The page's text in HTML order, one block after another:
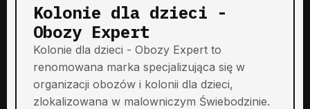
Kolonie dla dzieci -
Obozy Expert
Kolonie dla dzieci - Obozy Expert to
renomowana marka specjalizująca się w
organizacji obozów i kolonii dla dzieci,
zlokalizowana w malowniczym Świebodzinie.